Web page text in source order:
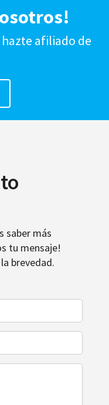
afiliado de
saber más
tu mensaje!
brevedad.